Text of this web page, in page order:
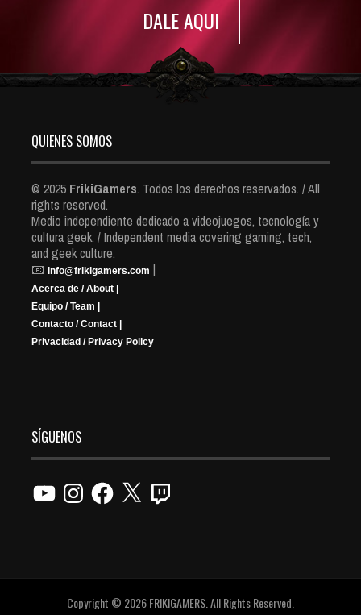
DALE AQUI
QUIENES SOMOS
© 2025 FrikiGamers. Todos los derechos reservados. / All
rights reserved.
Medio independiente dedicado a videojuegos, tecnología y
cultura geek. / Independent media covering gaming, tech,
and geek culture.
📧 info@frikigamers.com |
Acerca de / About |
Equipo / Team |
Contacto / Contact |
Privacidad / Privacy Policy
SÍGUENOS
YouTubeInstagramFacebook
X Twitch
Copyright © 2026 FRIKIGAMERS. All Rights Reserved.